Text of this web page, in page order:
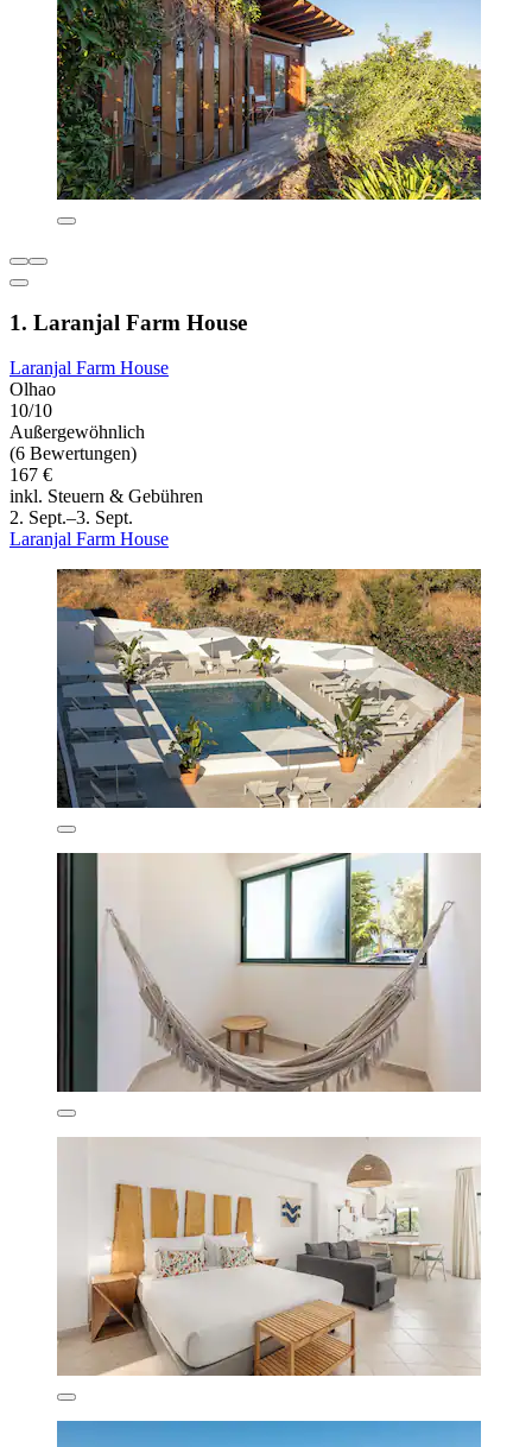
1. Laranjal Farm House
Laranjal Farm House
Olhao
10/10
Außergewöhnlich
(6 Bewertungen)
167 €
inkl. Steuern & Gebühren
2. Sept.–3. Sept.
Laranjal Farm House